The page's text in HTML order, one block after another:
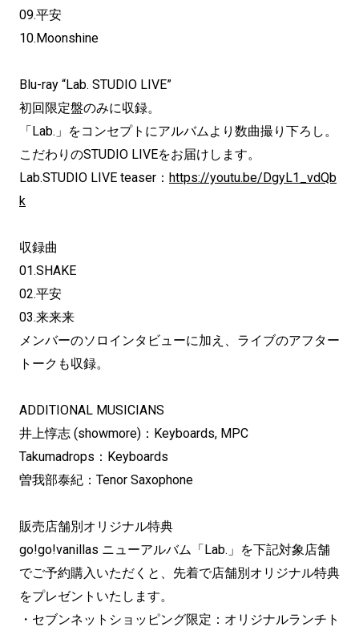
09.平安
10.Moonshine
Blu-ray “Lab. STUDIO LIVE”
初回限定盤のみに収録。
「Lab.」をコンセプトにアルバムより数曲撮り下ろし。
こだわりのSTUDIO LIVEをお届けします。
Lab.STUDIO LIVE teaser： https://youtu.be/DgyL1_vdQb
k
収録曲
01.SHAKE
02.平安
03.来来来
メンバーのソロインタビューに加え、ライブのアフター
トークも収録。
ADDITIONAL MUSICIANS
井上惇志 (showmore)：Keyboards, MPC
Takumadrops：Keyboards
曽我部泰紀：Tenor Saxophone
販売店舗別オリジナル特典
go!go!vanillas ニューアルバム「Lab.」を下記対象店舗
でご予約購入いただくと、先着で店舗別オリジナル特典
をプレゼントいたします。
・セブンネットショッピング限定：オリジナルランチト